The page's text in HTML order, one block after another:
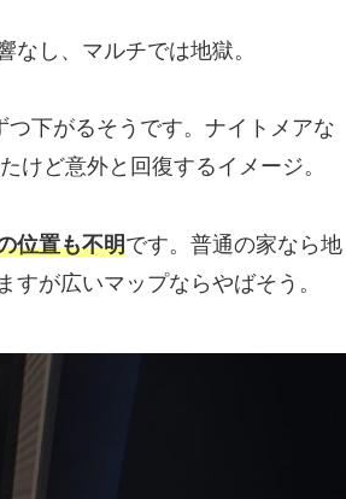
なし、マルチでは地獄。
下がるそうです。ナイトメアな
けど意外と回復するイメージ。
位置も不明です。普通の家なら地
が広いマップならやばそう。